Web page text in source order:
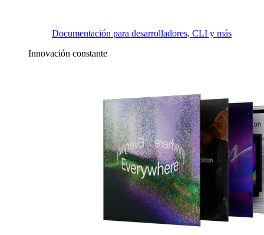
Documentación para desarrolladores, CLI y más
Innovación constante